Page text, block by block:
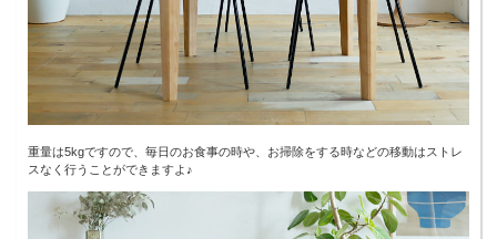
重量は5kgですので、毎日のお食事の時や、お掃除をする時などの移動はストレ
スなく行うことができますよ♪